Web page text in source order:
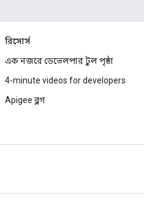
রিসোর্স
এক নজরে ডেভেলপার টুল পৃষ্ঠা
4-minute videos for developers
Apigee ব্লগ